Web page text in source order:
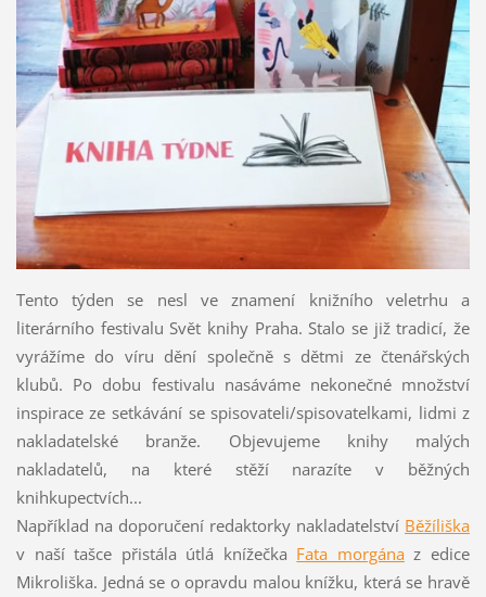
Tento týden se nesl ve znamení knižního veletrhu a
literárního festivalu Svět knihy Praha. Stalo se již tradicí, že
vyrážíme do víru dění společně s dětmi ze čtenářských
klubů. Po dobu festivalu nasáváme nekonečné množství
inspirace ze setkávání se spisovateli/spisovatelkami, lidmi z
nakladatelské branže. Objevujeme knihy malých
nakladatelů, na které stěží narazíte v běžných
knihkupectvích...
Například na doporučení redaktorky nakladatelství Běžíliška
v naší tašce přistála útlá knížečka Fata morgánaz edice
Mikroliška. Jedná se o opravdu malou knížku, která se hravě